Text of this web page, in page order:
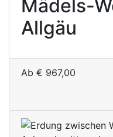
Mädels-
Allgäu
Ab € 967,00